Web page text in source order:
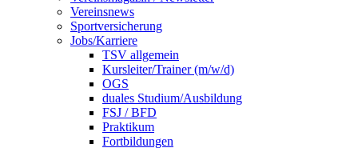
Vereinsnews
Sportversicherung
Jobs/Karriere
TSV allgemein
Kursleiter/Trainer (m/w/d)
OGS
duales Studium/Ausbildung
FSJ / BFD
Praktikum
Fortbildungen